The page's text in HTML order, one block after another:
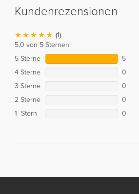
Kundenrezensionen
(1)
5,0 von 5 Sternen
5 Sterne
5
4 Sterne
0
3 Sterne
0
2 Sterne
0
1 Stern
0